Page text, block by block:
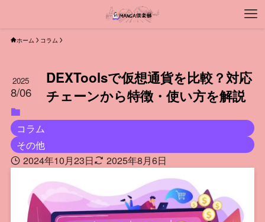
ホーム コラム
DEXToolsで仮想通貨を比較？対応
チェーンから特徴・使い方を解説
2025
8/06
コラム
その他
2024年10月23日
2025年8月6日